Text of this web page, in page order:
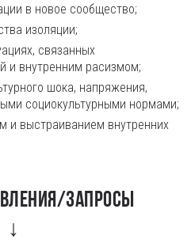
в новое сообщество;
изоляции;
связанных
и внутренним расизмом;
шока, напряжения,
социокультурными нормами;
и выстраиванием внутренних
запросы
↓